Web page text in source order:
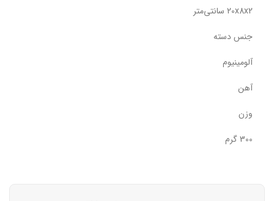
20x8x2 سانتی‌متر
جنس دسته
آلومینیوم
آهن
وزن
300 گرم